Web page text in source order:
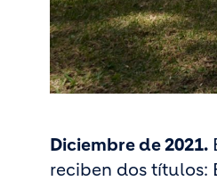
Diciembre de 2021.
reciben dos títulos: